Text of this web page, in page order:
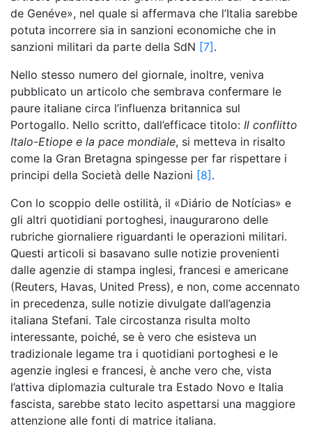
de Genéve», nel quale si affermava che l’Italia sarebbe
potuta incorrere sia in sanzioni economiche che in
sanzioni militari da parte della SdN [7] .
Nello stesso numero del giornale, inoltre, veniva
pubblicato un articolo che sembrava confermare le
paure italiane circa l’influenza britannica sul
Portogallo. Nello scritto, dall’efficace titolo: Il conflitto
Italo-Etiope e la pace mondiale, si metteva in risalto
come la Gran Bretagna spingesse per far rispettare i
principi della Società delle Nazioni [8] .
Con lo scoppio delle ostilità, il «Diário de Notícias» e
gli altri quotidiani portoghesi, inaugurarono delle
rubriche giornaliere riguardanti le operazioni militari.
Questi articoli si basavano sulle notizie provenienti
dalle agenzie di stampa inglesi, francesi e americane
(Reuters, Havas, United Press), e non, come accennato
in precedenza, sulle notizie divulgate dall’agenzia
italiana Stefani. Tale circostanza risulta molto
interessante, poiché, se è vero che esisteva un
tradizionale legame tra i quotidiani portoghesi e le
agenzie inglesi e francesi, è anche vero che, vista
l’attiva diplomazia culturale tra Estado Novo e Italia
fascista, sarebbe stato lecito aspettarsi una maggiore
attenzione alle fonti di matrice italiana.